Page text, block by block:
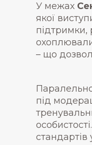
У межах
якої
підтримки,
– що
під
стандартів